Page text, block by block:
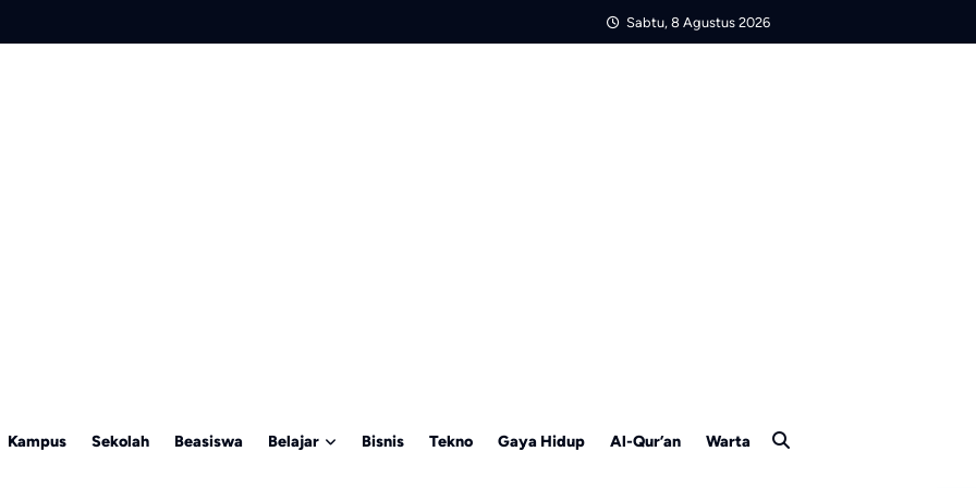
Sabtu, 8 Agustus 2026
Kampus Sekolah Beasiswa Belajar Bisnis Tekno Gaya Hidup Al-Qur’an Warta